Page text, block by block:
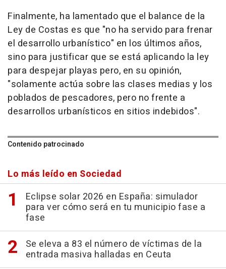
Finalmente, ha lamentado que el balance de la
Ley de Costas es que "no ha servido para frenar
el desarrollo urbanístico" en los últimos años,
sino para justificar que se está aplicando la ley
para despejar playas pero, en su opinión,
"solamente actúa sobre las clases medias y los
poblados de pescadores, pero no frente a
desarrollos urbanísticos en sitios indebidos".
Contenido patrocinado
Lo más leído en Sociedad
Eclipse solar 2026 en España: simulador
para ver cómo será en tu municipio fase a
fase
Se eleva a 83 el número de víctimas de la
entrada masiva halladas en Ceuta